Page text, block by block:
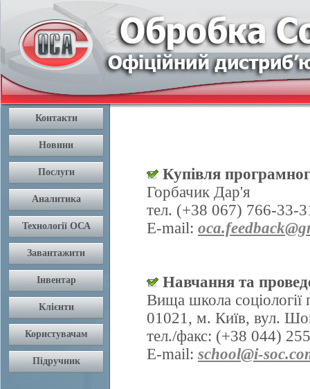
Купівля
Горбачик Дар'я
тел. (+38 067) 766-33-
E-mail:
Навчання та
Вища школа соціології
01021, м. Київ, вул.
тел./факс: (+38 044)
E-mail: school@i-